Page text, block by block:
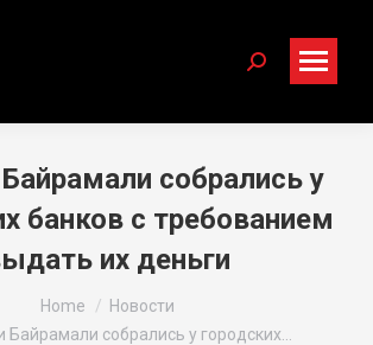
Search:
собрались у
банков с требованием
их деньги
Home
Новости
Байрамали собрались у городских…